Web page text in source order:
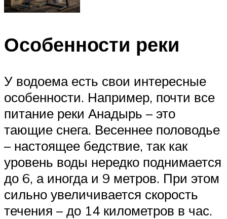
Особенности реки
У водоема есть свои интересные
особенности. Например, почти все
питание реки Анадырь – это
тающие снега. Весеннее половодье
– настоящее бедствие, так как
уровень воды нередко поднимается
до 6, а иногда и 9 метров. При этом
сильно увеличивается скорость
течения – до 14 километров в час.